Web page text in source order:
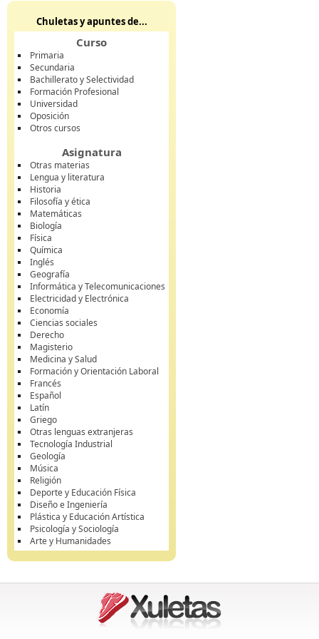
Chuletas y apuntes de...
Curso
Primaria
Secundaria
Bachillerato y Selectividad
Formación Profesional
Universidad
Oposición
Otros cursos
Asignatura
Otras materias
Lengua y literatura
Historia
Filosofía y ética
Matemáticas
Biología
Física
Química
Inglés
Geografía
Informática y Telecomunicaciones
Electricidad y Electrónica
Economía
Ciencias sociales
Derecho
Magisterio
Medicina y Salud
Formación y Orientación Laboral
Francés
Español
Latín
Griego
Otras lenguas extranjeras
Tecnología Industrial
Geología
Música
Religión
Deporte y Educación Física
Diseño e Ingeniería
Plástica y Educación Artística
Psicología y Sociología
Arte y Humanidades